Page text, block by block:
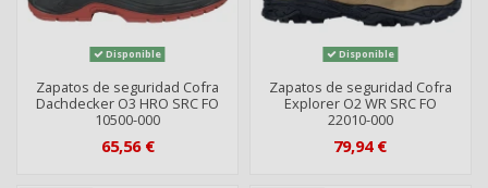
Disponible
Zapatos de seguridad Cofra
Dachdecker O3 HRO SRC FO
10500-000
65,56 €
Disponible
Zapatos de seguridad Cofra
Explorer O2 WR SRC FO
22010-000
79,94 €